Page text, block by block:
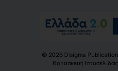
© 2026Disigma
Κατασκευή Ιστοσελίδας